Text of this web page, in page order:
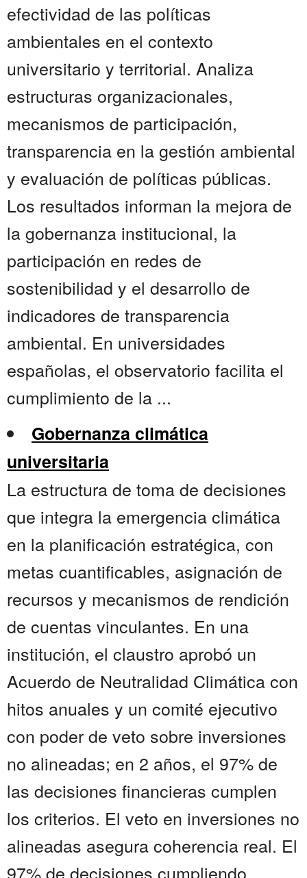
efectividad de las políticas
ambientales en el contexto
universitario y territorial. Analiza
estructuras organizacionales,
mecanismos de participación,
transparencia en la gestión ambiental
y evaluación de políticas públicas.
Los resultados informan la mejora de
la gobernanza institucional, la
participación en redes de
sostenibilidad y el desarrollo de
indicadores de transparencia
ambiental. En universidades
españolas, el observatorio facilita el
cumplimiento de la ...
Gobernanza climática
universitaria
La estructura de toma de decisiones
que integra la emergencia climática
en la planificación estratégica, con
metas cuantificables, asignación de
recursos y mecanismos de rendición
de cuentas vinculantes. En una
institución, el claustro aprobó un
Acuerdo de Neutralidad Climática con
hitos anuales y un comité ejecutivo
con poder de veto sobre inversiones
no alineadas; en 2 años, el 97% de
las decisiones financieras cumplen
los criterios. El veto en inversiones no
alineadas asegura coherencia real. El
97% de decisiones cumpliendo